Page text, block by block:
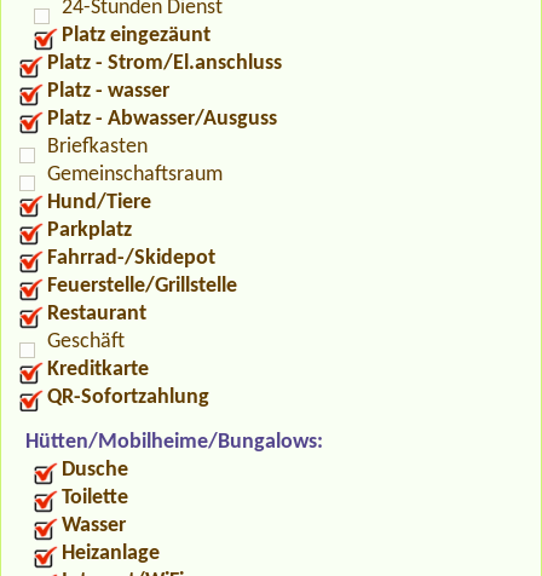
24-Stunden Dienst
Platz eingezäunt
Platz - Strom/El.anschluss
Platz - wasser
Platz - Abwasser/Ausguss
Briefkasten
Gemeinschaftsraum
Hund/Tiere
Parkplatz
Fahrrad-/Skidepot
Feuerstelle/Grillstelle
Restaurant
Geschäft
Kreditkarte
QR-Sofortzahlung
Hütten/Mobilheime/Bungalows:
Dusche
Toilette
Wasser
Heizanlage